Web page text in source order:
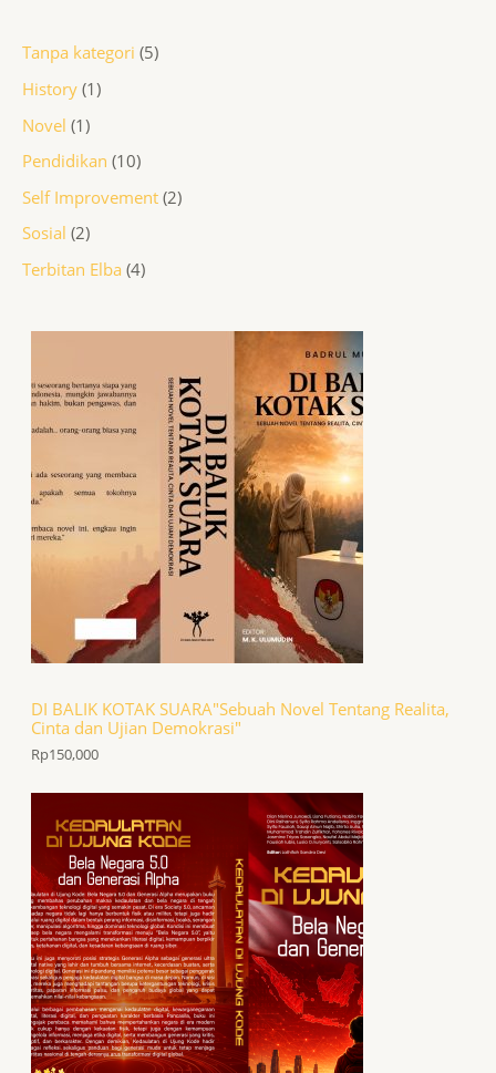
Tanpa kategori 5
History 1
Novel 1
Pendidikan 10
Self Improvement 2
Sosial 2
Terbitan Elba 4
DI BALIK KOTAK SUARA"Sebuah Novel Tentang Realita,
Cinta dan Ujian Demokrasi"
Rp150,000